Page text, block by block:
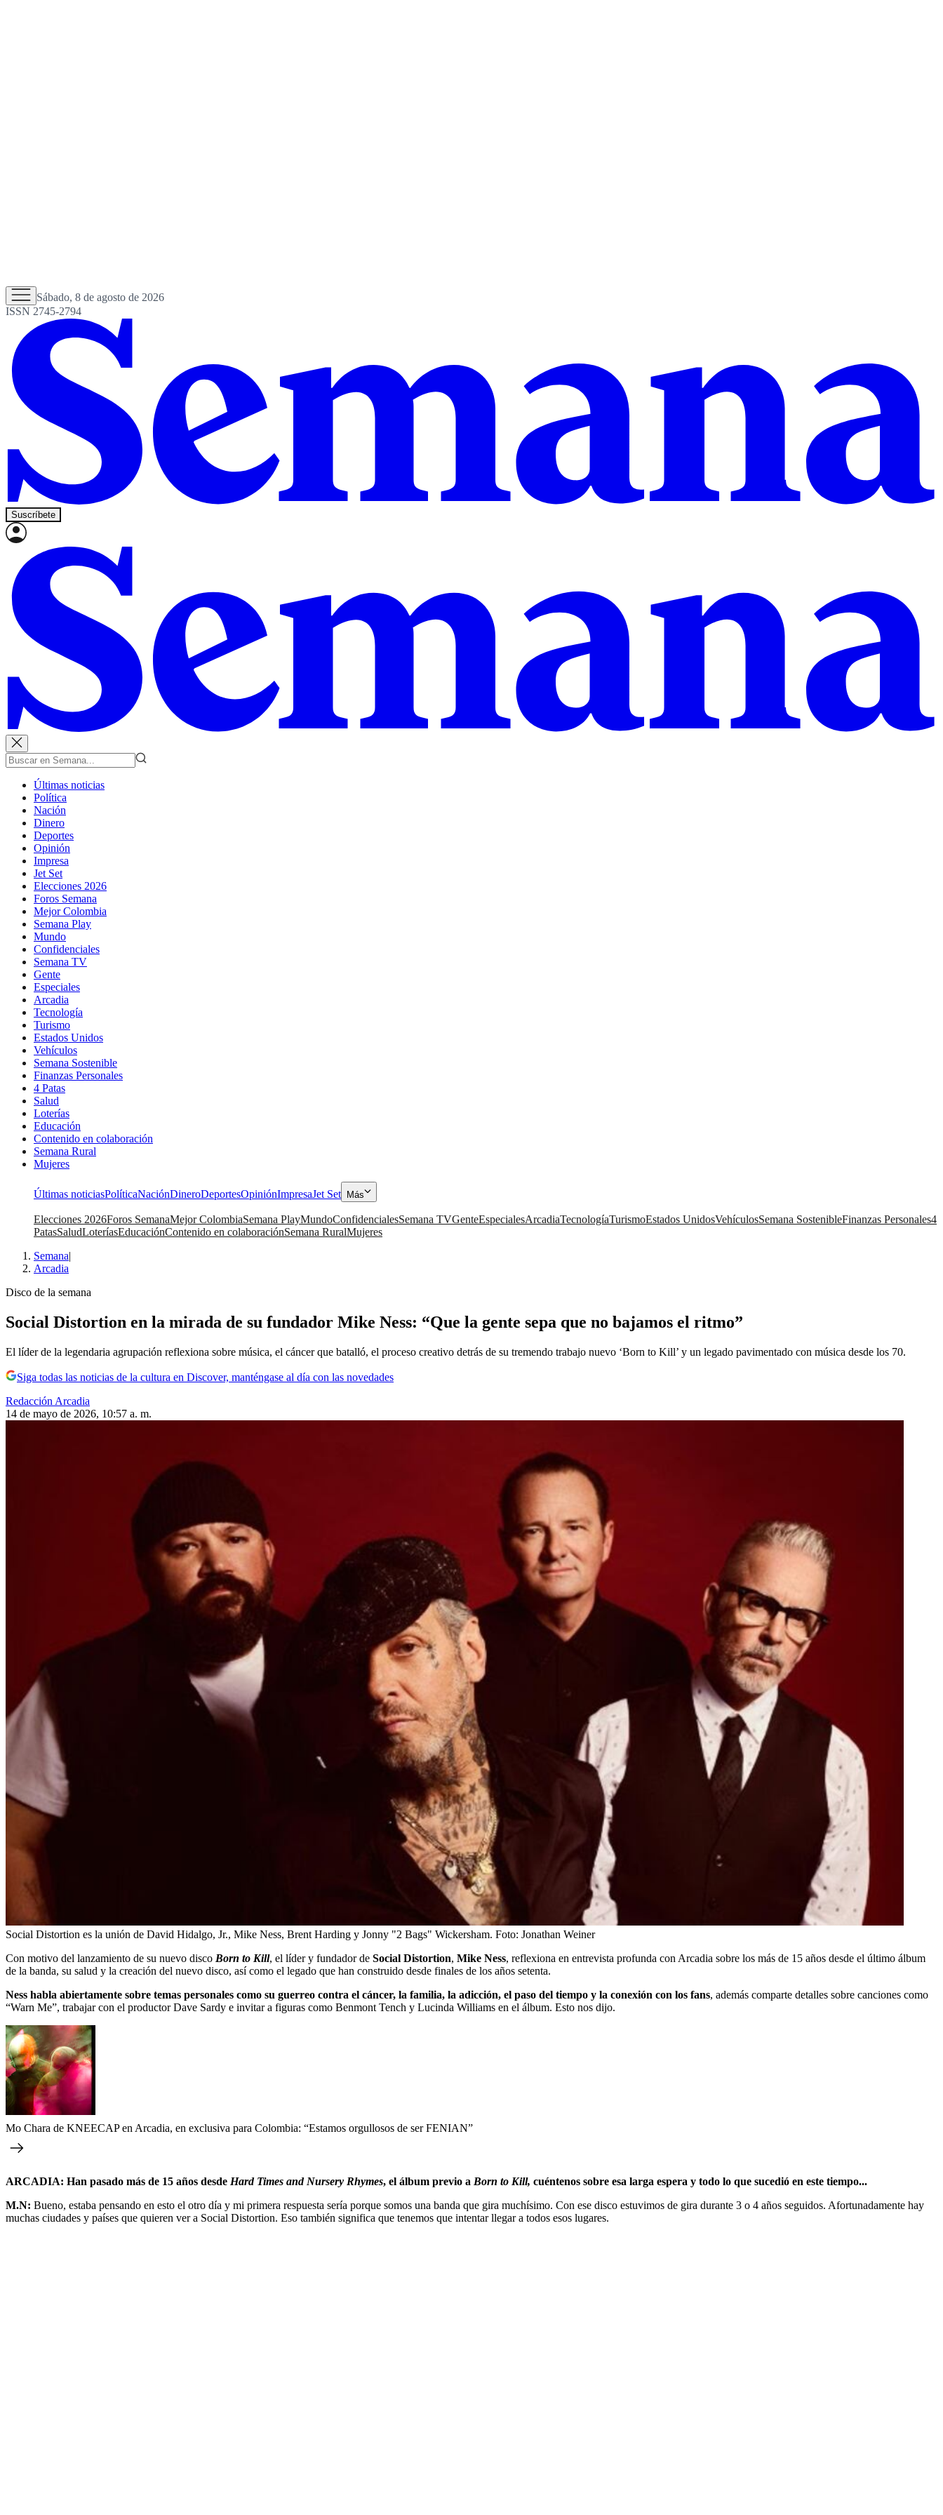
Sábado, 8 de agosto de 2026
ISSN 2745-2794
Suscríbete
Últimas noticias
Política
Nación
Dinero
Deportes
Opinión
Impresa
Jet Set
Elecciones 2026
Foros Semana
Mejor Colombia
Semana Play
Mundo
Confidenciales
Semana TV
Gente
Especiales
Arcadia
Tecnología
Turismo
Estados Unidos
Vehículos
Semana Sostenible
Finanzas Personales
4 Patas
Salud
Loterías
Educación
Contenido en colaboración
Semana Rural
Mujeres
Últimas noticiasPolíticaNaciónDineroDeportesOpiniónImpresaJet Set Más
Elecciones 2026Foros SemanaMejor ColombiaSemana PlayMundoConfidencialesSemana TVGenteEspecialesArcadiaTecnologíaTurismoEstados UnidosVehículosSemana SostenibleFinanzas Personales4
PatasSaludLoteríasEducaciónContenido en colaboraciónSemana RuralMujeres
Semana|
Arcadia
Disco de la semana
Social Distortion en la mirada de su fundador Mike Ness: “Que la gente sepa que no bajamos el ritmo”
El líder de la legendaria agrupación reflexiona sobre música, el cáncer que batalló, el proceso creativo detrás de su tremendo trabajo nuevo ‘Born to Kill’ y un legado pavimentado con música desde los 70.
Siga todas las noticias de la cultura en Discover, manténgase al día con las novedades
Redacción Arcadia
14 de mayo de 2026, 10:57 a. m.
Social Distortion es la unión de David Hidalgo, Jr., Mike Ness, Brent Harding y Jonny "2 Bags" Wickersham. Foto: Jonathan Weiner
Con motivo del lanzamiento de su nuevo disco Born to Kill, el líder y fundador de Social Distortion, Mike Ness, reflexiona en entrevista profunda con Arcadia sobre los más de 15 años desde el último álbum
de la banda, su salud y la creación del nuevo disco, así como el legado que han construido desde finales de los años setenta.
Ness habla abiertamente sobre temas personales como su guerreo contra el cáncer, la familia, la adicción, el paso del tiempo y la conexión con los fans, además comparte detalles sobre canciones como
“Warn Me”, trabajar con el productor Dave Sardy e invitar a figuras como Benmont Tench y Lucinda Williams en el álbum. Esto nos dijo.
Mo Chara de KNEECAP en Arcadia, en exclusiva para Colombia: “Estamos orgullosos de ser FENIAN”
ARCADIA: Han pasado más de 15 años desde Hard Times and Nursery Rhymes, el álbum previo a Born to Kill, cuéntenos sobre esa larga espera y todo lo que sucedió en este tiempo...
M.N: Bueno, estaba pensando en esto el otro día y mi primera respuesta sería porque somos una banda que gira muchísimo. Con ese disco estuvimos de gira durante 3 o 4 años seguidos. Afortunadamente hay
muchas ciudades y países que quieren ver a Social Distortion. Eso también significa que tenemos que intentar llegar a todos esos lugares.